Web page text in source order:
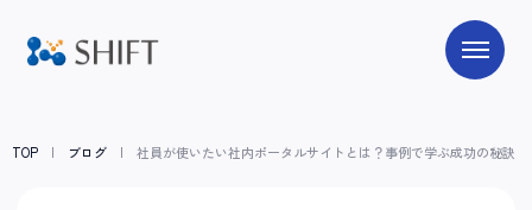
TOP ブログ 社員が使いたい社内ポータルサイトとは？事例で学ぶ成功の秘訣